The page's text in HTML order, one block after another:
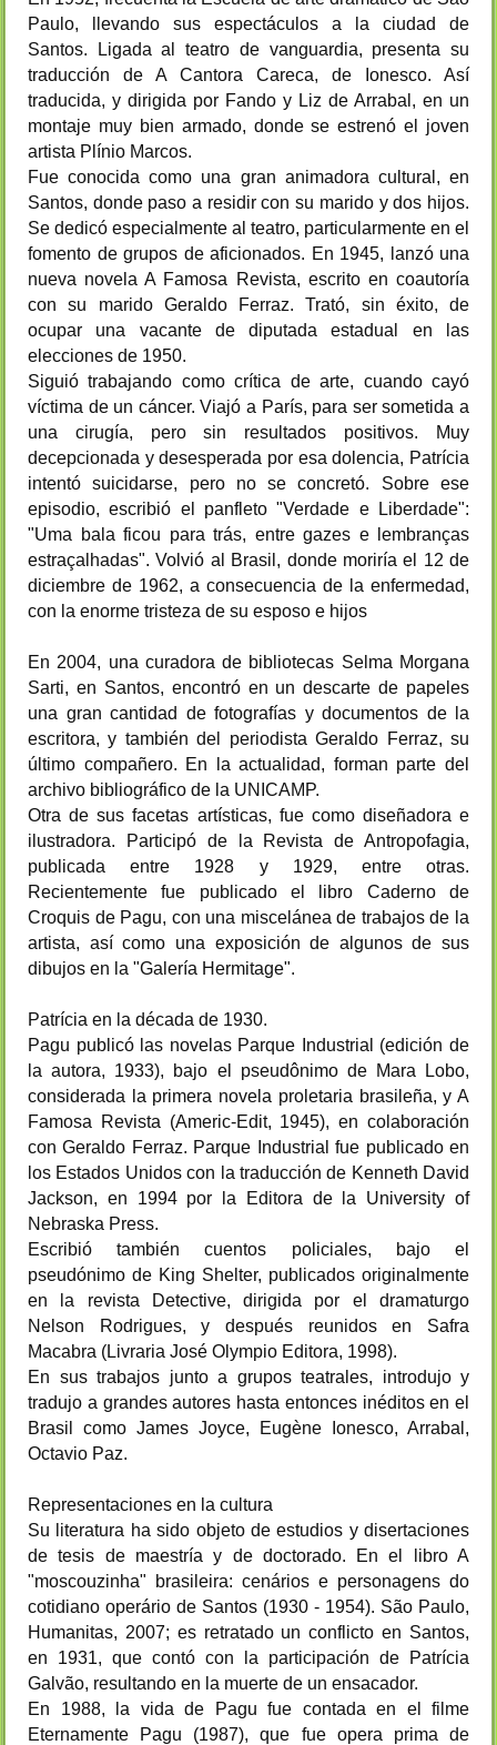
Paulo, llevando sus espectáculos a la ciudad de
Santos. Ligada al teatro de vanguardia, presenta su
traducción de A Cantora Careca, de Ionesco. Así
traducida, y dirigida por Fando y Liz de Arrabal, en un
montaje muy bien armado, donde se estrenó el joven
artista Plínio Marcos.
Fue conocida como una gran animadora cultural, en
Santos, donde paso a residir con su marido y dos hijos.
Se dedicó especialmente al teatro, particularmente en el
fomento de grupos de aficionados. En 1945, lanzó una
nueva novela A Famosa Revista, escrito en coautoría
con su marido Geraldo Ferraz. Trató, sin éxito, de
ocupar una vacante de diputada estadual en las
elecciones de 1950.
Siguió trabajando como crítica de arte, cuando cayó
víctima de un cáncer. Viajó a París, para ser sometida a
una cirugía, pero sin resultados positivos. Muy
decepcionada y desesperada por esa dolencia, Patrícia
intentó suicidarse, pero no se concretó. Sobre ese
episodio, escribió el panfleto "Verdade e Liberdade":
"Uma bala ficou para trás, entre gazes e lembranças
estraçalhadas". Volvió al Brasil, donde moriría el 12 de
diciembre de 1962, a consecuencia de la enfermedad,
con la enorme tristeza de su esposo e hijos
En 2004, una curadora de bibliotecas Selma Morgana
Sarti, en Santos, encontró en un descarte de papeles
una gran cantidad de fotografías y documentos de la
escritora, y también del periodista Geraldo Ferraz, su
último compañero. En la actualidad, forman parte del
archivo bibliográfico de la UNICAMP.
Otra de sus facetas artísticas, fue como diseñadora e
ilustradora. Participó de la Revista de Antropofagia,
publicada entre 1928 y 1929, entre otras.
Recientemente fue publicado el libro Caderno de
Croquis de Pagu, con una miscelánea de trabajos de la
artista, así como una exposición de algunos de sus
dibujos en la "Galería Hermitage".
Patrícia en la década de 1930.
Pagu publicó las novelas Parque Industrial (edición de
la autora, 1933), bajo el pseudônimo de Mara Lobo,
considerada la primera novela proletaria brasileña, y A
Famosa Revista (Americ-Edit, 1945), en colaboración
con Geraldo Ferraz. Parque Industrial fue publicado en
los Estados Unidos con la traducción de Kenneth David
Jackson, en 1994 por la Editora de la University of
Nebraska Press.
Escribió también cuentos policiales, bajo el
pseudónimo de King Shelter, publicados originalmente
en la revista Detective, dirigida por el dramaturgo
Nelson Rodrigues, y después reunidos en Safra
Macabra (Livraria José Olympio Editora, 1998).
En sus trabajos junto a grupos teatrales, introdujo y
tradujo a grandes autores hasta entonces inéditos en el
Brasil como James Joyce, Eugène Ionesco, Arrabal,
Octavio Paz.
Representaciones en la cultura
Su literatura ha sido objeto de estudios y disertaciones
de tesis de maestría y de doctorado. En el libro A
"moscouzinha" brasileira: cenários e personagens do
cotidiano operário de Santos (1930 - 1954). São Paulo,
Humanitas, 2007; es retratado un conflicto en Santos,
en 1931, que contó con la participación de Patrícia
Galvão, resultando en la muerte de un ensacador.
En 1988, la vida de Pagu fue contada en el filme
Eternamente Pagu (1987), que fue opera prima de